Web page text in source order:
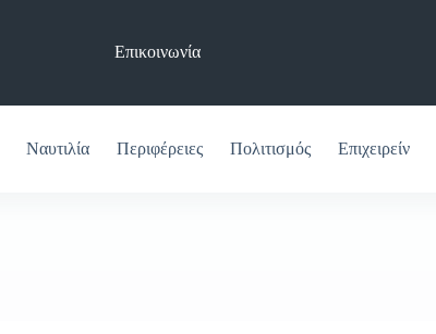
Επικοινωνία
Ναυτιλία Περιφέρειες Πολιτισμός Επιχειρείν